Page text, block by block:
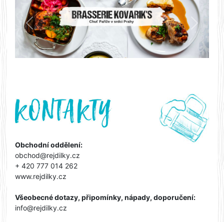
Předchozí Další
Obchodní oddělení:
obchod@rejdilky.cz
+ 420 777 014 262
www.rejdilky.cz
Všeobecné dotazy, připomínky, nápady, doporučení:
info@rejdilky.cz